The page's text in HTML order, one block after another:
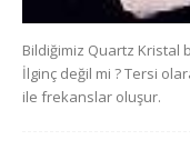
Bildiğimiz Quartz Kristal
İlginç değil mi ? Tersi
ile frekanslar oluşur.